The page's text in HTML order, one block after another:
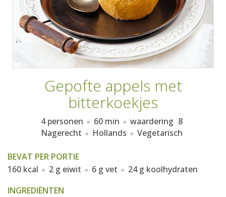
Gepofte appels met
bitterkoekjes
4 personen 60 min waardering 8
Nagerecht
Hollands Vegetarisch
BEVAT PER PORTIE
160 kcal
2 g eiwit 6 g vet
24 g koolhydraten
INGREDIËNTEN